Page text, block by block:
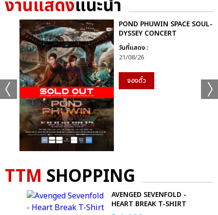
งานแสดงแนะนำ
POND PHUWIN SPACE SOUL-
DYSSEY CONCERT
วันที่แสดง :
21/08/26
จองตั๋ว
TTM SHOPPING
AVENGED SEVENFOLD -
HEART BREAK T-SHIRT